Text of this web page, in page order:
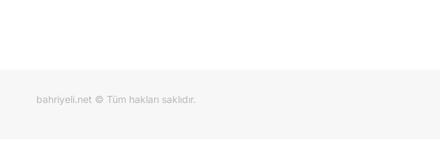
bahriyeli.net © Tüm hakları saklıdır.